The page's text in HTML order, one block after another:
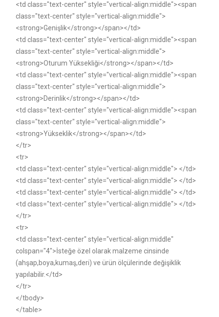
<td class="text-center" style="vertical-align:middle"><span
class="text-center" style="vertical-align:middle">
<strong>Genişlik</strong></span></td>
<td class="text-center" style="vertical-align:middle"><span
class="text-center" style="vertical-align:middle">
<strong>Oturum Yüksekliği</strong></span></td>
<td class="text-center" style="vertical-align:middle"><span
class="text-center" style="vertical-align:middle">
<strong>Derinlik</strong></span></td>
<td class="text-center" style="vertical-align:middle"><span
class="text-center" style="vertical-align:middle">
<strong>Yükseklik</strong></span></td>
</tr>
<tr>
<td class="text-center" style="vertical-align:middle"> </td>
<td class="text-center" style="vertical-align:middle"> </td>
<td class="text-center" style="vertical-align:middle"> </td>
<td class="text-center" style="vertical-align:middle"> </td>
</tr>
<tr>
<td class="text-center" style="vertical-align:middle"
colspan="4">İsteğe özel olarak malzeme cinsinde
(ahşap,boya,kumaş,deri) ve ürün ölçülerinde değişiklik
yapılabilir.</td>
</tr>
</tbody>
</table>